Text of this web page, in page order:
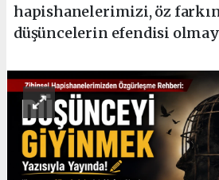
hapishanelerimizi, öz
düşüncelerin efendisi